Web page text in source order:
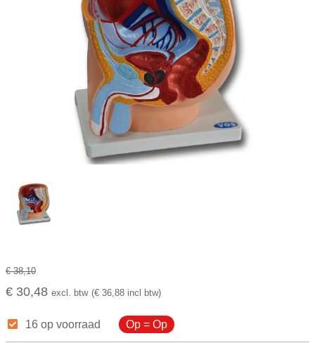
€ 38,10
€ 30,48 excl. btw (€ 36,88 incl btw)
16 op voorraad Op = Op